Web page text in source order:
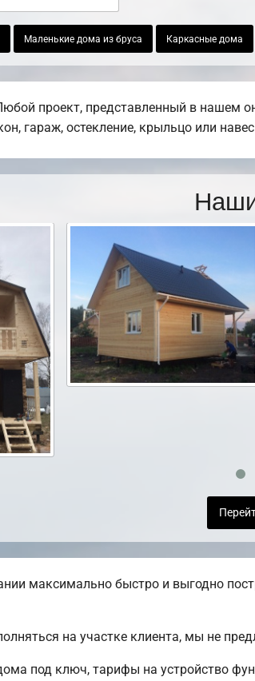
Маленькие дома из бруса Каркасные дома
проект, представленный в нашем
гараж, остекление, крыльцо или
максимально быстро и выгодно
на участке клиента, мы не
под ключ, тарифы на устройство